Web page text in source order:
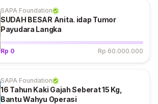
SAPA Foundation
SUDAH BESAR Anita. idap Tumor
Payudara Langka
Rp 0 Rp 60.000.000
SAPA Foundation
16 Tahun Kaki Gajah Seberat 15 Kg,
Bantu Wahyu Operasi